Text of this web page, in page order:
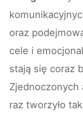
oraz
cele i
stają się coraz
Zjednoczonych
raz tworzyło